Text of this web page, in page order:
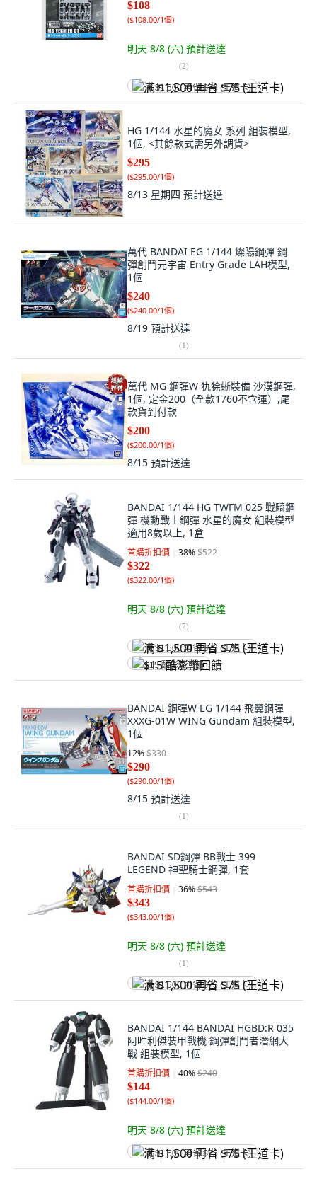
$108
($108.00/1個)
明天 8/8 (六) 預計送達
(2)
满 $1,500 再省 $75 (王道卡)
HG 1/144 水星的魔女 系列 組裝模型,
1個, <其餘款式需另外調貨>
$295
($295.00/1個)
8/13 星期四 預計送達
萬代 BANDAI EG 1/144 燦陽鋼彈 鋼
彈創鬥元宇宙 Entry Grade LAH模型,
1個
$240
($240.00/1個)
8/19 預計送達
(1)
萬代 MG 鋼彈W 犰狳蜥裝備 沙漠鋼彈,
1個, 定金200（全款1760不含運）,尾
款貨到付款
$200
($200.00/1個)
8/15 預計送達
BANDAI 1/144 HG TWFM 025 戰騎鋼
彈 機動戰士鋼彈 水星的魔女 組裝模型
適用8歲以上, 1盒
首購折扣價 38%$522
$322
($322.00/1個)
明天 8/8 (六) 預計送達
(7)
满 $1,500 再省 $75 (王道卡)
$15 酷澎幣回饋
BANDAI 鋼彈W EG 1/144 飛翼鋼彈
XXXG-01W WING Gundam 組裝模型,
1個
12%$330
$290
($290.00/1個)
8/15 預計送達
(1)
BANDAI SD鋼彈 BB戰士 399
LEGEND 神聖騎士鋼彈, 1套
首購折扣價 36%$543
$343
($343.00/1個)
明天 8/8 (六) 預計送達
(1)
满 $1,500 再省 $75 (王道卡)
BANDAI 1/144 BANDAI HGBD:R 035
阿吽利傑裝甲戰機 鋼彈創鬥者潛網大
戰 組裝模型, 1個
首購折扣價 40%$240
$144
($144.00/1個)
明天 8/8 (六) 預計送達
满 $1,500 再省 $75 (王道卡)